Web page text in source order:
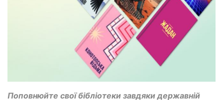
Поповнюйте свої бібліотеки завдяки державній